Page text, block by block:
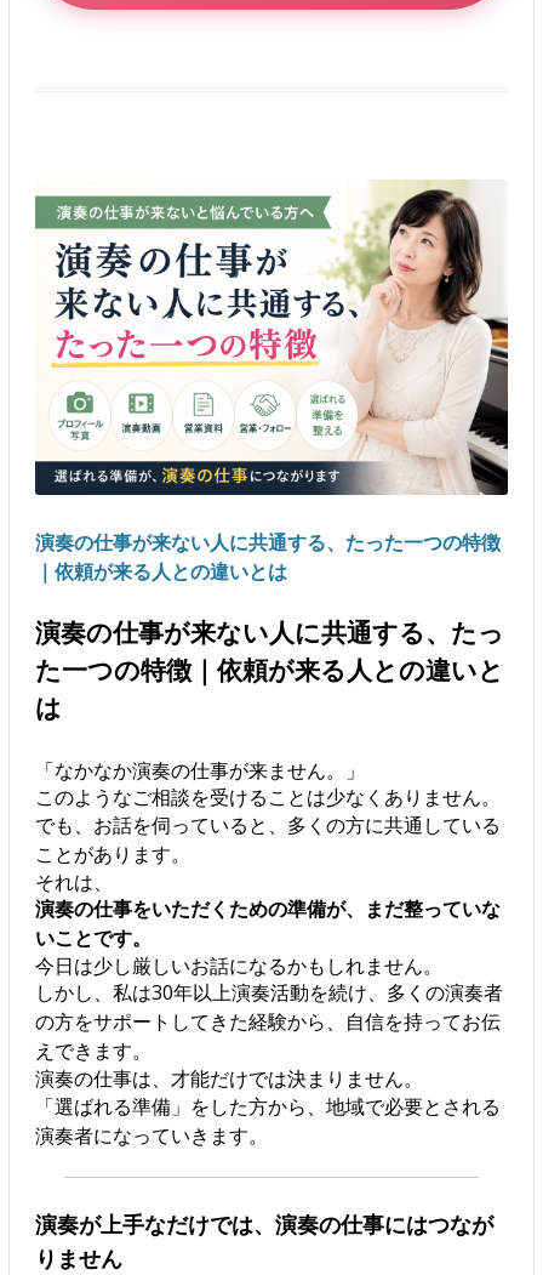
演奏の仕事が来ない人に共通する、たった一つの特徴
｜依頼が来る人との違いとは
演奏の仕事が来ない人に共通する、たっ
た一つの特徴｜依頼が来る人との違いと
は
「なかなか演奏の仕事が来ません。」
このようなご相談を受けることは少なくありません。
でも、お話を伺っていると、多くの方に共通している
ことがあります。
それは、
演奏の仕事をいただくための準備が、まだ整っていな
いことです。
今日は少し厳しいお話になるかもしれません。
しかし、私は30年以上演奏活動を続け、多くの演奏者
の方をサポートしてきた経験から、自信を持ってお伝
えできます。
演奏の仕事は、才能だけでは決まりません。
「選ばれる準備」をした方から、地域で必要とされる
演奏者になっていきます。
演奏が上手なだけでは、演奏の仕事にはつなが
りません